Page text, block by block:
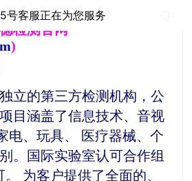
号客服正在为您服务
检测官网
)
立的第三方检测机构，公
目涵盖了信息技术、音视
电、玩具、 医疗器械、个
。
国际实验室认可合作组
为客户提供了全面的、